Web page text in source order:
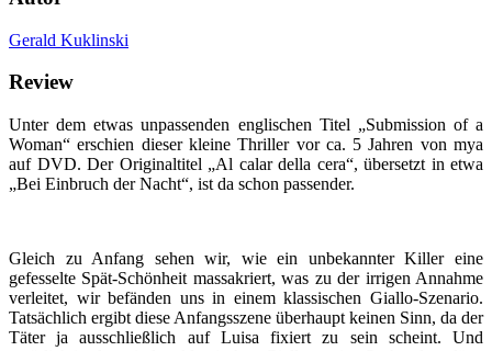
Gerald Kuklinski
Review
Unter dem etwas unpassenden englischen Titel „Submission of a
Woman“ erschien dieser kleine Thriller vor ca. 5 Jahren von mya
auf DVD. Der Originaltitel „Al calar della cera“, übersetzt in etwa
„Bei Einbruch der Nacht“, ist da schon passender.
Gleich zu Anfang sehen wir, wie ein unbekannter Killer eine
gefesselte Spät-Schönheit massakriert, was zu der irrigen Annahme
verleitet, wir befänden uns in einem klassischen Giallo-Szenario.
Tatsächlich ergibt diese Anfangsszene überhaupt keinen Sinn, da der
Täter ja ausschließlich auf Luisa fixiert zu sein scheint. Und